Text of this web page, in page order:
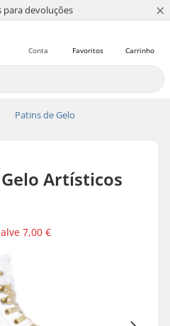
para devoluções
de 5 ×
Carrinho
Favoritos
Conta
Patins de Gelo
Artísticos
7,00 €